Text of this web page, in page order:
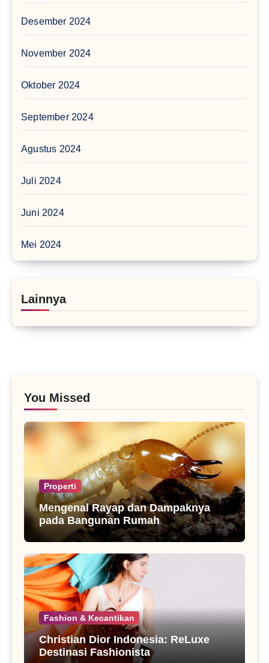
Desember 2024
November 2024
Oktober 2024
September 2024
Agustus 2024
Juli 2024
Juni 2024
Mei 2024
Lainnya
You Missed
Properti
Mengenal Rayap dan Dampaknya
pada Bangunan Rumah
Fashion & Kecantikan
Christian Dior Indonesia: ReLuxe
Destinasi Fashionista